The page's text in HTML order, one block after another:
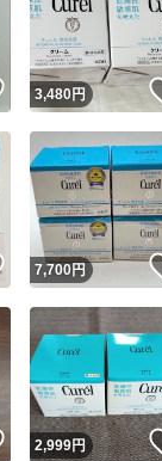
Yahoo!フリマが定
安心取引出品者
安心取引出品者
取引実績
取引実績◯+
他フリマ実績◯+
商品画像の
コピーは 1
いいね！
3,480円
いいね！
7,700円
いいね！
2,999円